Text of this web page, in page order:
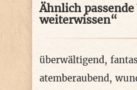
Ähnlich
weiterwissen“
überwältigend,
atemberaubend,